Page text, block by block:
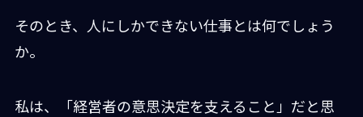
そのとき、人にしかできない仕事とは何でしょう
か。
私は、「経営者の意思決定を支えること」だと思